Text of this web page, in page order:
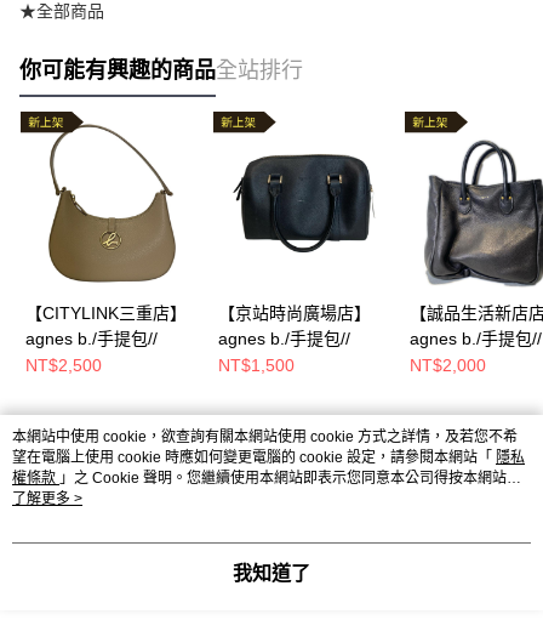
★全部商品
你可能有興趣的商品全站排行
【CITYLINK三重店】
agnes b./手提包//
NT$2,500
【京站時尚廣場店】
agnes b./手提包//
NT$1,500
【誠品生活新店
agnes b./手提包//
NT$2,000
熱門標籤
本網站中使用 cookie，欲查詢有關本網站使用 cookie 方式之詳情，及若您不希
望在電腦上使用 cookie 時應如何變更電腦的 cookie 設定，請參閱本網站「 隱私
權條款 」之 Cookie 聲明。您繼續使用本網站即表示您同意本公司得按本網站使
用條款之 Cookie 聲明使用 cookie。
了解更多 >
我知道了